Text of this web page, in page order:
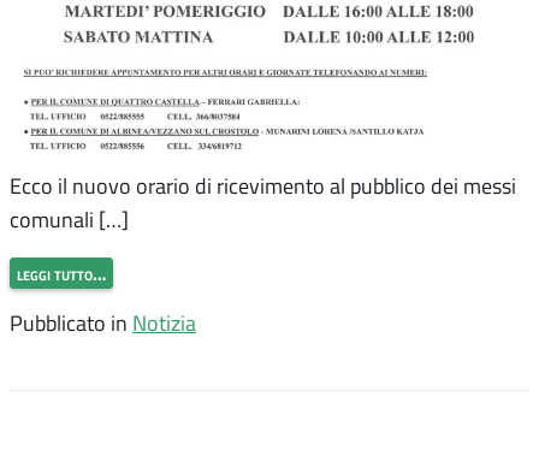
Ecco il nuovo orario di ricevimento al pubblico dei messi
comunali […]
leggi tutto…
Pubblicato in Notizia